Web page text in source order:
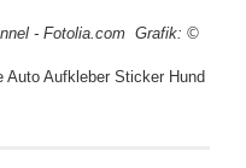
- Fotolia.com Grafik: ©
Auto Aufkleber Sticker Hund